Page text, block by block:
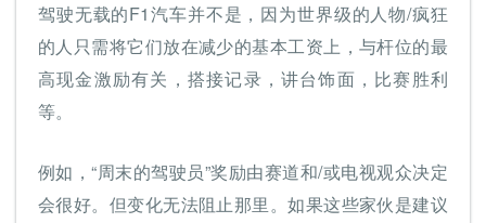
驾驶无载的F1汽车并不是，因为世界级的人物/疯狂
的人只需将它们放在减少的基本工资上，与杆位的最
高现金激励有关，搭接记录，讲台饰面，比赛胜利
等。
例如，“周末的驾驶员”奖励由赛道和/或电视观众决定
会很好。但变化无法阻止那里。如果这些家伙是建议